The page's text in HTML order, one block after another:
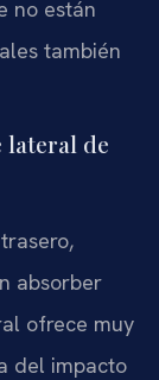
no están
también
lateral de
absorber
ofrece muy
del impacto